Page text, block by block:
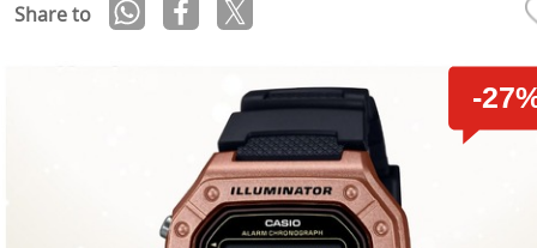
Share to
-